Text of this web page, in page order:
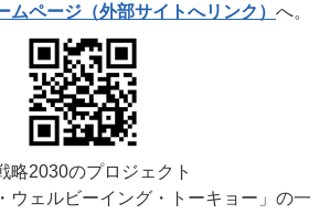
ムページ（外部サイトへリンク） へ。
略2030のプロジェクト
ウェルビーイング・トーキョー」の一